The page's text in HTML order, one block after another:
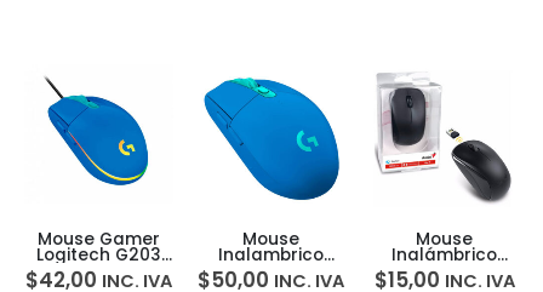
Mouse Gamer
Logitech G203
Rgb Lightsync
8000 Dpi
$42,00 INC. IVA
Mouse
Inalambrico
Logitech G305
$50,00 INC. IVA
Mouse
Inalámbrico
Wireless Genius
Nx-7000 Con
$15,00 INC. IVA